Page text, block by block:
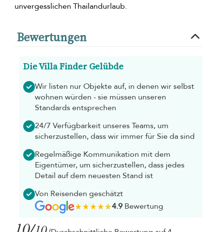
unvergesslichen Thailandurlaub.
Bewertungen
Die Villa Finder Gelübde
Wir listen nur Objekte auf, in denen wir selbst
wohnen würden - sie müssen unseren
Standards entsprechen
24/7 Verfügbarkeit unseres Teams, um
sicherzustellen, dass wir immer für Sie da sind
Regelmäßige Kommunikation mit dem
Eigentümer, um sicherzustellen, dass jedes
Detail auf dem neuesten Stand ist
Von Reisenden geschätzt
4.9Bewertung